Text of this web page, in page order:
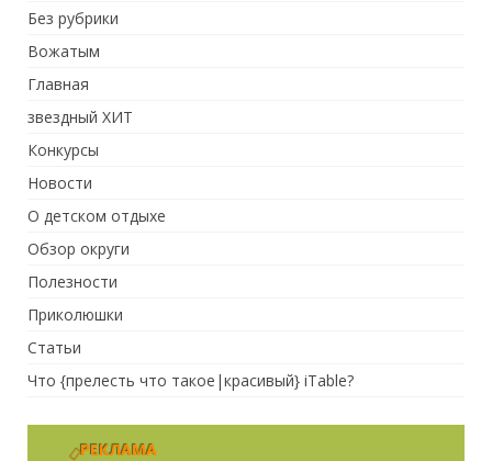
Без рубрики
Вожатым
Главная
звездный ХИТ
Конкурсы
Новости
О детском отдыхе
Обзор округи
Полезности
Приколюшки
Статьи
Что {прелесть что такое|красивый} iTable?
РЕКЛАМА